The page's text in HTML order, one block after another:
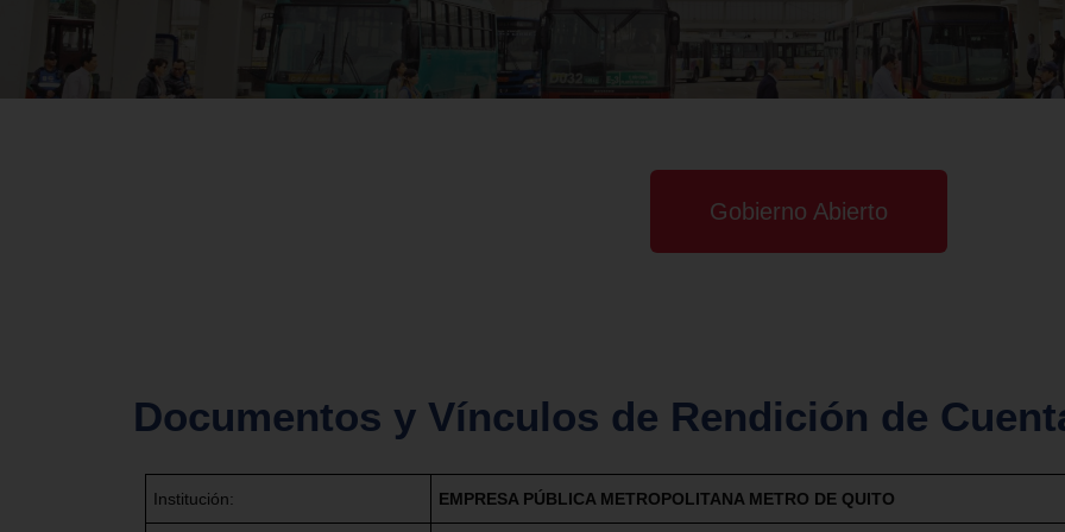
Gobierno Abierto
Documentos y Vínculos de Rendición de
Institución: EMPRESA PÚBLICA METROPOLITANA METRO DE QUITO